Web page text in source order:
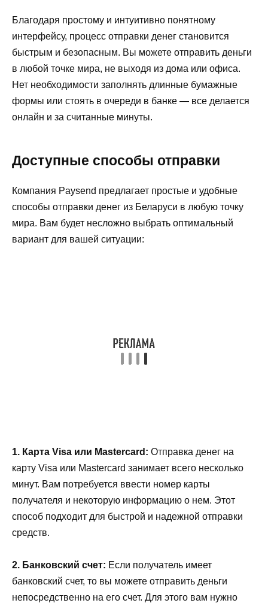
Благодаря простому и интуитивно понятному
интерфейсу, процесс отправки денег становится
быстрым и безопасным. Вы можете отправить деньги
в любой точке мира, не выходя из дома или офиса.
Нет необходимости заполнять длинные бумажные
формы или стоять в очереди в банке — все делается
онлайн и за считанные минуты.
Доступные способы отправки
Компания Paysend предлагает простые и удобные
способы отправки денег из Беларуси в любую точку
мира. Вам будет несложно выбрать оптимальный
вариант для вашей ситуации:
1. Карта Visa или Mastercard: Отправка денег на
карту Visa или Mastercard занимает всего несколько
минут. Вам потребуется ввести номер карты
получателя и некоторую информацию о нем. Этот
способ подходит для быстрой и надежной отправки
средств.
2. Банковский счет: Если получатель имеет
банковский счет, то вы можете отправить деньги
непосредственно на его счет. Для этого вам нужно